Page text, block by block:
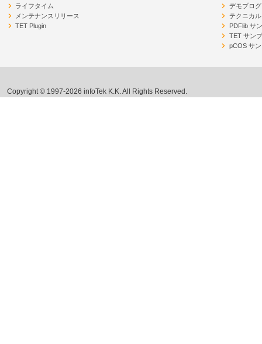
ライフタイム
メンテナンスリリース
TET Plugin
デモプロ
テクニカ
PDFlib サ
TET サン
pCOS サ
Copyright © 1997-2026 infoTek K.K. All Rights Reserved.